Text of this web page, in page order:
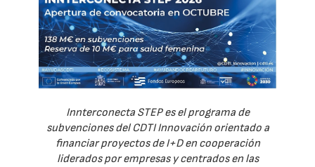
Innterconecta STEP es el programa de
subvenciones del CDTI Innovación orientado a
financiar proyectos de I+D en cooperación
liderados por empresas y centrados en las